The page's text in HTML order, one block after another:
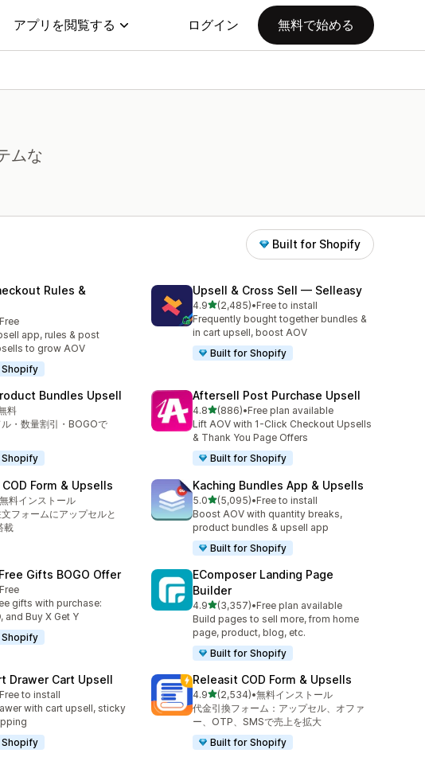
アプリを閲覧する ログイン 無料で始める
ムな
Built for Shopify
Rules &
：598件
Free
app, rules & post
to grow AOV
Upsell & Cross Sell — Selleasy
4.95つ星中
(2,485)
合計レビュー数：2485件
•Free to install
Frequently bought together bundles &
in cart upsell, boost AOV
Built for Shopify
Bundles Upsell
：120件
料
・数量割引・BOGOで
Aftersell Post Purchase Upsell
4.85つ星中
(886)
合計レビュー数：886件
•Free plan available
Lift AOV with 1-Click Checkout Upsells
& Thank You Page Offers
Built for Shopify
COD Form & Upsells
：946件
無料インストール
フォームにアップセルと
載
Kaching Bundles App & Upsells
5.05つ星中
(5,095)
合計レビュー数：5095件
•Free to install
Boost AOV with quantity breaks,
product bundles & upsell app
Built for Shopify
Gifts BOGO Offer
：326件
Free
gifts with purchase:
and Buy X Get Y
EComposer Landing Page
Builder
4.95つ星中
(3,357)
合計レビュー数：3357件
•Free plan available
Build pages to sell more, from home
page, product, blog, etc.
Built for Shopify
Drawer Cart Upsell
：775件
Free to install
with cart upsell, sticky
Releasit COD Form & Upsells
4.95つ星中
(2,534)
合計レビュー数：2534件
•無料インストール
代金引換フォーム：アップセル、オファ
ー、OTP、SMSで売上を拡大
Built for Shopify